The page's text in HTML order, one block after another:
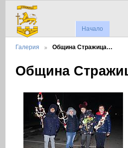
Начало
Галерия Община Стражица…
Община